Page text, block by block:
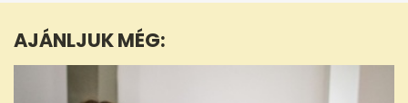
8
24
seconds
AJÁNLJUK MÉG: